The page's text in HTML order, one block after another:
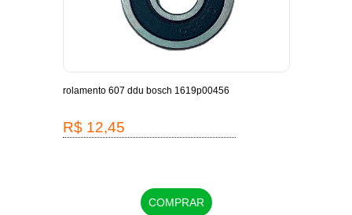
rolamento 607 ddu bosch 1619p00456
R$ 12,45
COMPRAR